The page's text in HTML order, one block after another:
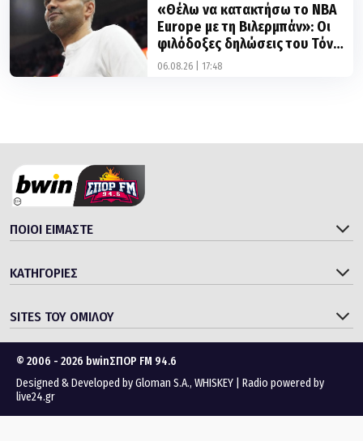
«Θέλω να κατακτήσω το NBA
Europe με τη Βιλερμπάν»: Οι
φιλόδοξες δηλώσεις του Τόνι
Πάρκερ
06.08.26 | 17:48
ΠΟΙΟΙ ΕΙΜΑΣΤΕ
ΚΑΤΗΓΟΡΙΕΣ
SITES ΤΟΥ ΟΜΙΛΟΥ
© 2006 - 2026 bwinΣΠΟΡ FM 94.6
Designed & Developed byGloman S.A., WHISKEY
Radio powered by
live24.gr